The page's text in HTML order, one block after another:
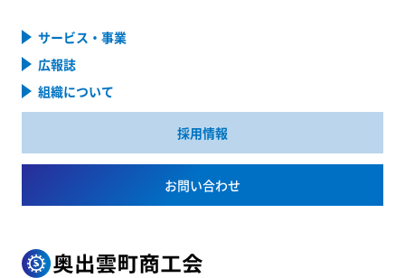
サービス・事業
広報誌
組織について
採用情報
お問い合わせ